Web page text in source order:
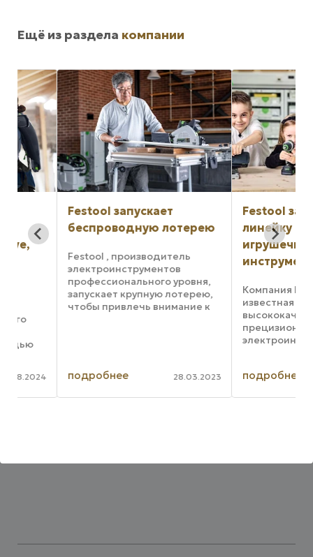
Ещё из раздела компании
Festool запускает
беспроводную лотерею
Festool , производитель
электроинструментов
профессионального уровня,
запускает крупную лотерею,
чтобы привлечь внимание к
участвуют некоторые из
самых ...
подробнее 28.03.2023
Festool запускает
линейку
игрушечных
инструментов
Компания Festool,
известная своими
прецизионными
поколению начать
подробнее